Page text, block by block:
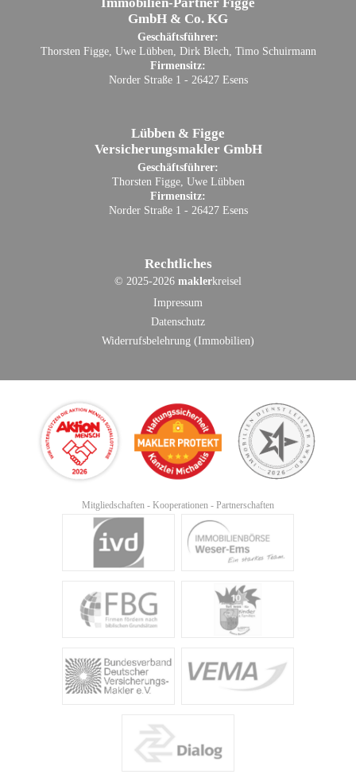
GmbH & Co. KG
Geschäftsführer:
Thorsten Figge, Uwe Lübben, Dirk Blech, Timo Schuirmann
Firmensitz:
Norder Straße 1 - 26427 Esens
Lübben & Figge
Versicherungsmakler GmbH
Geschäftsführer:
Thorsten Figge, Uwe Lübben
Firmensitz:
Norder Straße 1 - 26427 Esens
Rechtliches
© 2025-2026 maklerkreisel
Impressum
Datenschutz
Widerrufsbelehrung (Immobilien)
Mitgliedschaften - Kooperationen - Partnerschaften